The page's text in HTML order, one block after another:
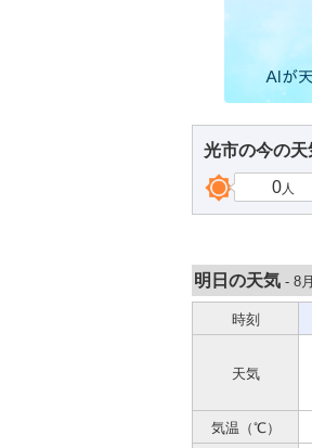
光市の今の天
0人
明日の天気 - 8
時刻
天気
気温（℃）